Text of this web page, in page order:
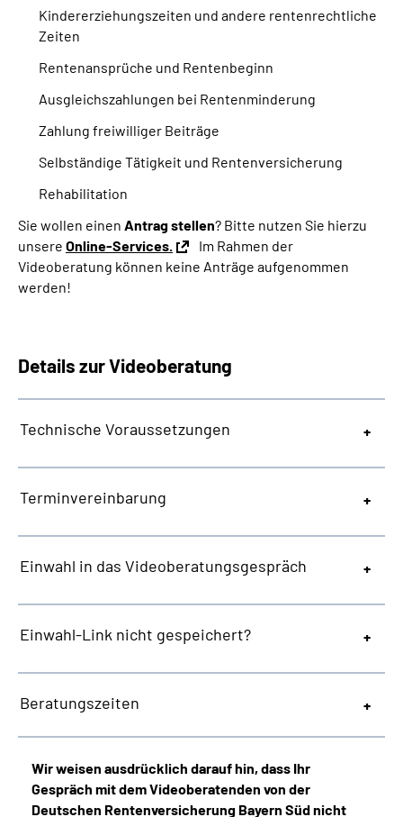
Kindererziehungszeiten und andere rentenrechtliche
Zeiten
Rentenansprüche und Rentenbeginn
Ausgleichszahlungen bei Rentenminderung
Zahlung freiwilliger Beiträge
Selbständige Tätigkeit und Rentenversicherung
Rehabilitation
Sie wollen einen Antrag stellen? Bitte nutzen Sie hierzu
unsere Online-Services.
Im Rahmen der
Videoberatung können keine Anträge aufgenommen
werden!
Details zur Videoberatung
Technische Voraussetzungen
Terminvereinbarung
Einwahl in das Videoberatungsgespräch
Einwahl-Link nicht gespeichert?
Beratungszeiten
Wir weisen ausdrücklich darauf hin, dass Ihr
Gespräch mit dem Videoberatenden von der
Deutschen Rentenversicherung Bayern Süd nicht